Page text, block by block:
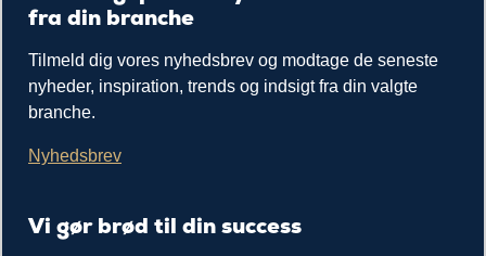
fra din branche
Tilmeld dig vores nyhedsbrev og modtage de seneste
nyheder, inspiration, trends og indsigt fra din valgte
branche.
Nyhedsbrev
Vi gør brød til din success